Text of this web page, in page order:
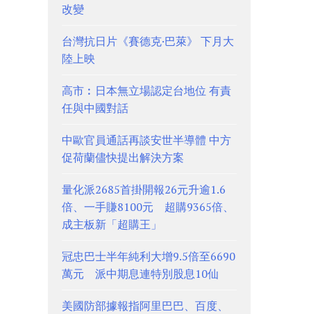
改變
台灣抗日片《賽德克·巴萊》 下月大
陸上映
高市︰日本無立場認定台地位 有責
任與中國對話
中歐官員通話再談安世半導體 中方
促荷蘭儘快提出解決方案
量化派2685首掛開報26元升逾1.6
倍、一手賺8100元 超購9365倍、
成主板新「超購王」
冠忠巴士半年純利大增9.5倍至6690
萬元 派中期息連特別股息10仙
美國防部據報指阿里巴巴、百度、